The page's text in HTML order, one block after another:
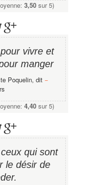
3,50 sur 5)
vivre et
manger
Poquelin, dit −
4,40 sur 5)
qui sont
le désir de